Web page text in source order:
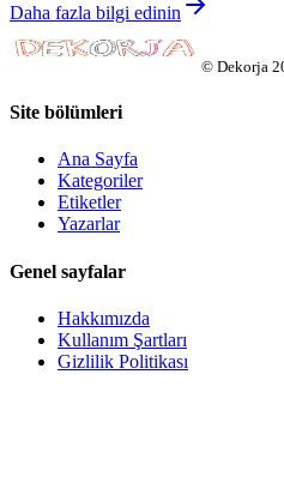
Daha fazla bilgi edinin
© Dekorja
Site bölümleri
Ana Sayfa
Kategoriler
Etiketler
Yazarlar
Genel sayfalar
Hakkımızda
Kullanım Şartları
Gizlilik Politikası